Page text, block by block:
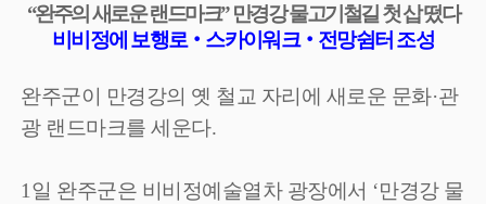
“완주의 새로운 랜드마크”만경강 물고기철길 첫 삽 떴다
비비정에 보행로‧ 스카이워크‧ 전망쉼터 조성
완주군이 만경강의 옛 철교 자리에 새로운 문화·관
광 랜드마크를 세운다.
1 일 완주군은 비비정예술열차 광장에서 ‘만경강 물